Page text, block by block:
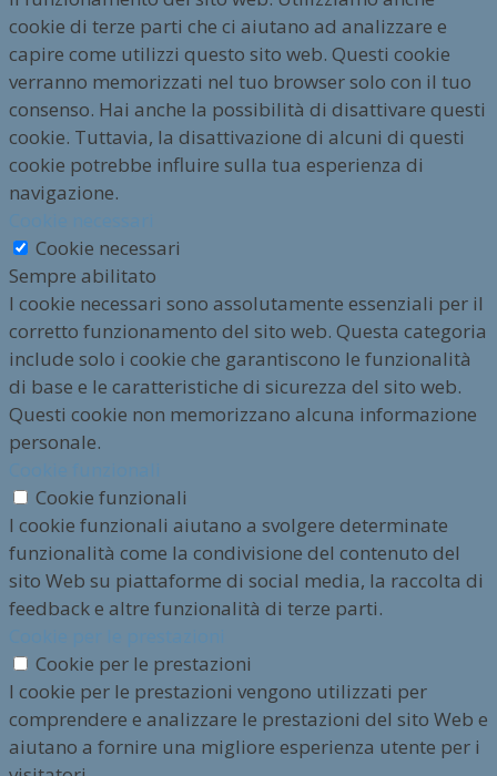
cookie di terze parti che ci aiutano ad analizzare e
capire come utilizzi questo sito web. Questi cookie
verranno memorizzati nel tuo browser solo con il tuo
consenso. Hai anche la possibilità di disattivare questi
cookie. Tuttavia, la disattivazione di alcuni di questi
cookie potrebbe influire sulla tua esperienza di
navigazione.
Cookie necessari
Sempre abilitato
I cookie necessari sono assolutamente essenziali per il
corretto funzionamento del sito web. Questa categoria
include solo i cookie che garantiscono le funzionalità
di base e le caratteristiche di sicurezza del sito web.
Questi cookie non memorizzano alcuna informazione
personale.
Cookie funzionali
I cookie funzionali aiutano a svolgere determinate
funzionalità come la condivisione del contenuto del
sito Web su piattaforme di social media, la raccolta di
feedback e altre funzionalità di terze parti.
Cookie per le prestazioni
I cookie per le prestazioni vengono utilizzati per
comprendere e analizzare le prestazioni del sito Web e
aiutano a fornire una migliore esperienza utente per i